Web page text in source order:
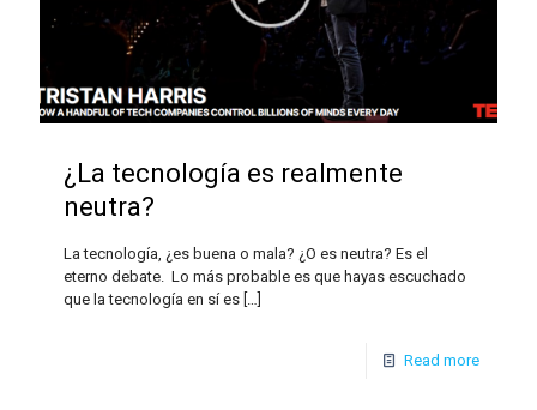
¿La tecnología es realmente
neutra?
La tecnología, ¿es buena o mala? ¿O es neutra? Es el
eterno debate. Lo más probable es que hayas escuchado
que la tecnología en sí es […]
Read more